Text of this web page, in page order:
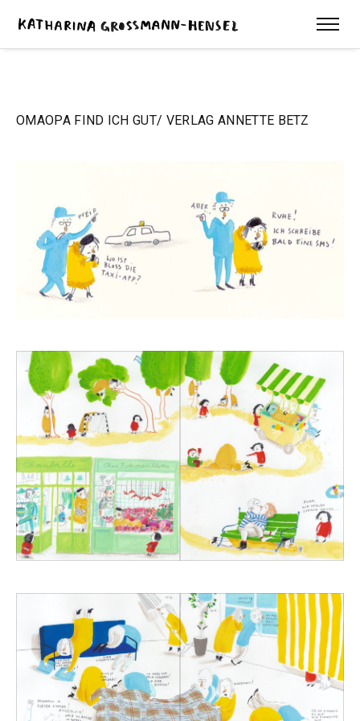
OMAOPA FIND ICH GUT/ VERLAG ANNETTE BETZ